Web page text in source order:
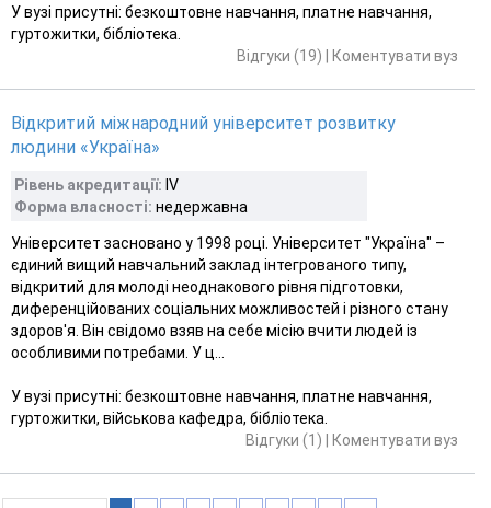
У вузі присутні: безкоштовне навчання, платне навчання,
гуртожитки, бібліотека.
Відгуки (19)
Коментувати вуз
Відкритий міжнародний університет розвитку
людини «Україна»
Рівень акредитації: ІV
Форма власності: недержавна
Університет засновано у 1998 році. Університет "Україна" –
єдиний вищий навчальний заклад інтегрованого типу,
відкритий для молоді неоднакового рівня підготовки,
диференційованих соціальних можливостей і різного стану
здоров'я. Він свідомо взяв на себе місію вчити людей із
особливими потребами. У ц...
У вузі присутні: безкоштовне навчання, платне навчання,
гуртожитки, військова кафедра, бібліотека.
Відгуки (1)
Коментувати вуз